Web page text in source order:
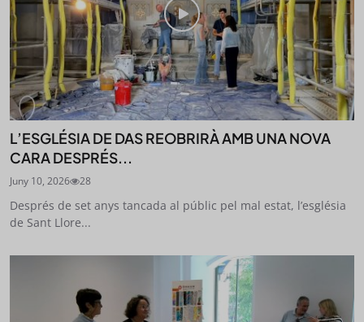
L’ESGLÉSIA DE DAS REOBRIRÀ AMB UNA NOVA
CARA DESPRÉS...
Juny 10, 2026 28
Després de set anys tancada al públic pel mal estat, l’església
de Sant Llore...
STAY UPDATED
Tota l’actualitat, seleccionada i enviada directament
al teu correu. Subscriu-te al nostre butlletí i segueix
la informació que importa.